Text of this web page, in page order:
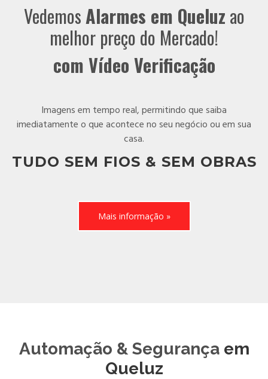
VedemosAlarmes em Queluz ao
melhor preço do Mercado!
com Vídeo Verificação
Imagens em tempo real, permitindo que saiba
imediatamente o que acontece no seu negócio ou em sua
casa.
TUDO SEM FIOS & SEM OBRAS
Mais informação »
Automação & Segurançaem
Queluz